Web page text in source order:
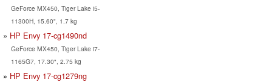
GeForce MX450, Tiger Lake i5-
11300H, 15.60", 1.7 kg
HP Envy 17-cg1490nd
GeForce MX450, Tiger Lake i7-
1165G7, 17.30", 2.75 kg
HP Envy 17-cg1279ng